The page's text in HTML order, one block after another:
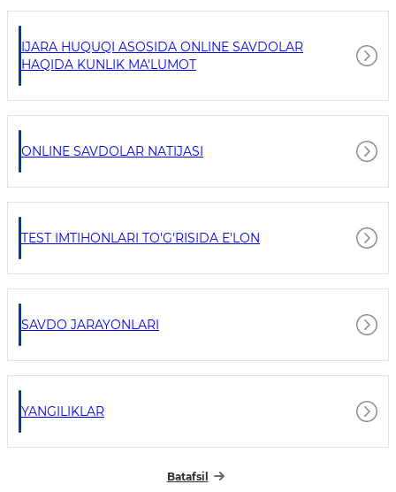
IJARA HUQUQI ASOSIDA ONLINE SAVDOLAR
HAQIDA KUNLIK MA'LUMOT
ONLINE SAVDOLAR NATIJASI
TEST IMTIHONLARI TO'G'RISIDA E'LON
SAVDO JARAYONLARI
YANGILIKLAR
Batafsil